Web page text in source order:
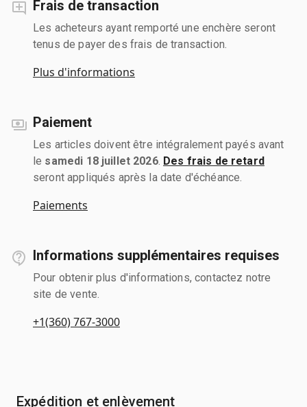
Frais de transaction
Les acheteurs ayant remporté une enchère seront
tenus de payer des frais de transaction.
Plus d'informations
Paiement
Les articles doivent être intégralement payés avant
le samedi 18 juillet 2026. Des frais de retard
seront appliqués après la date d'échéance.
Paiements
Informations supplémentaires requises
Pour obtenir plus d'informations, contactez notre
site de vente.
+1(360) 767-3000
Expédition et enlèvement